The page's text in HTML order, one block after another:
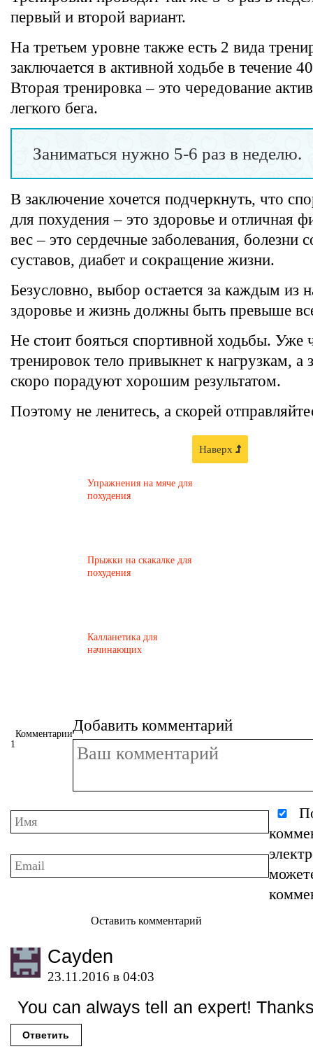
первый и второй вариант.
На третьем уровне также есть 2 вида
заключается в активной ходьбе в течение
Вторая тренировка – это чередование
легкого бега.
Заниматься нужно 5-6 раз в неделю.
В заключение хочется подчеркнуть, что
для похудения – это здоровье и отличная
вес – это сердечные заболевания, болезни
суставов, диабет и сокращение жизни.
Безусловно, выбор остается за каждым из
здоровье и жизнь должны быть превыше
Не стоит бояться спортивной ходьбы. Уже
тренировок тело привыкнет к нагрузкам, а
скоро порадуют хорошим результатом.
Поэтому не ленитесь, а скорей
Наверх
Упражнения на мяче для
похудения
Прыжки на скакалке для
похудения
Калланетика для
начинающих
Комментарии
1
Добавить комментарий
Оставить комментарий
Cayden
23.11.2016 в 04:03
You can always tell an expert!
Ответить